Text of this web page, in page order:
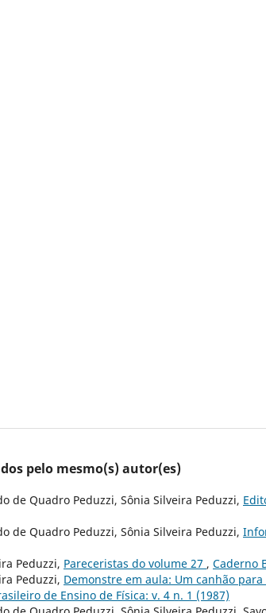
pelo mesmo(s) autor(es)
de Quadro Peduzzi, Sônia Silveira Peduzzi,
de Quadro Peduzzi, Sônia Silveira Peduzzi,
Peduzzi, Pareceristas do volume 27 , Caderno
Peduzzi, Demonstre em aula: Um canhão
de Ensino de Física: v. 4 n. 1 (1987)